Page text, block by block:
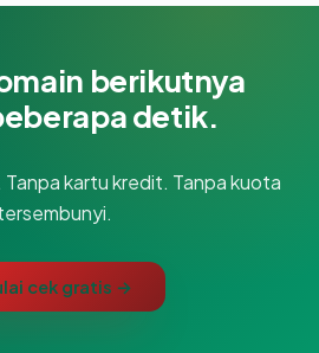
berikutnya
detik.
kartu kredit. Tanpa kuota
cek gratis →